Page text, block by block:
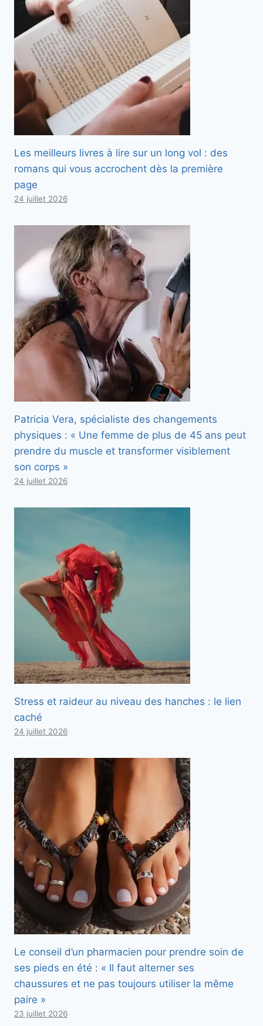
Les meilleurs livres à lire sur un long vol : des
romans qui vous accrochent dès la première
page
24 juillet 2026
Patricia Vera, spécialiste des changements
physiques : « Une femme de plus de 45 ans peut
prendre du muscle et transformer visiblement
son corps »
24 juillet 2026
Stress et raideur au niveau des hanches : le lien
caché
24 juillet 2026
Le conseil d’un pharmacien pour prendre soin de
ses pieds en été : « Il faut alterner ses
chaussures et ne pas toujours utiliser la même
paire »
23 juillet 2026